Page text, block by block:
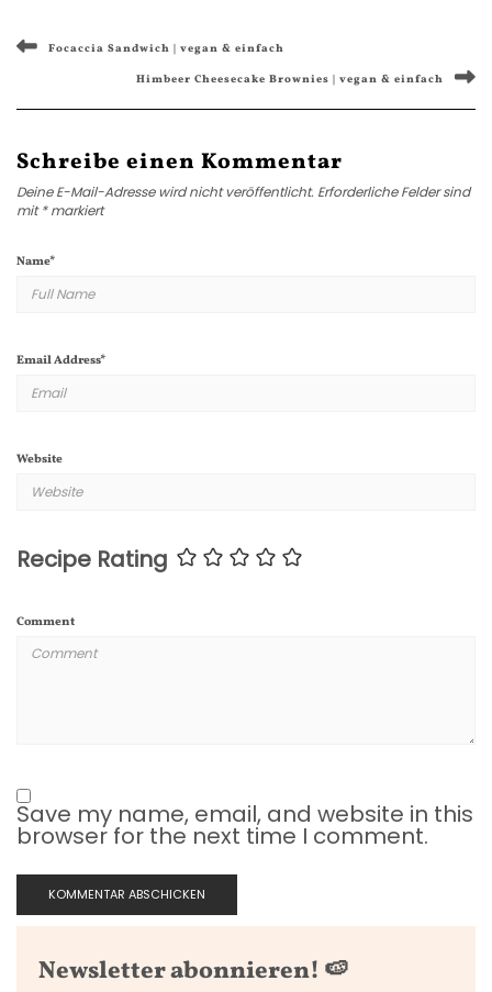
Focaccia Sandwich | vegan & einfach
Himbeer Cheesecake Brownies | vegan & einfach
Schreibe einen Kommentar
Deine E-Mail-Adresse wird nicht veröffentlicht. Erforderliche Felder sind
mit*markiert
Name*
Email Address*
Website
Recipe Rating
Comment
Save my name, email, and website in this
browser for the next time I comment.
Newsletter abonnieren! 🍉